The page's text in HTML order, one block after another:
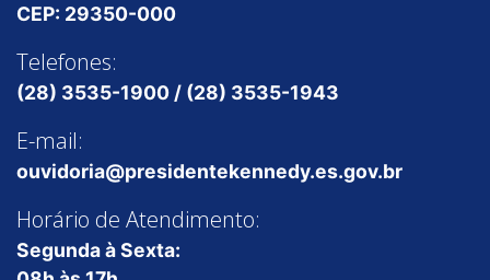
CEP: 29350-000
Telefones:
(28) 3535-1900 / (28) 3535-1943
E-mail:
ouvidoria@presidentekennedy.es.gov.br
Horário de Atendimento:
Segunda à Sexta: